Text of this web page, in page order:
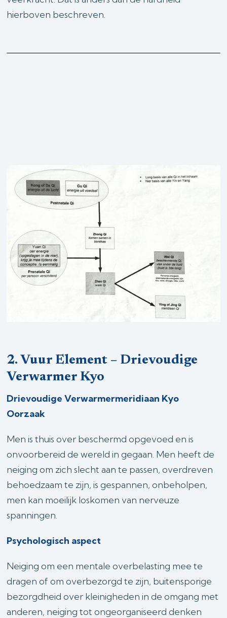
hierboven beschreven.
2. Vuur Element – Drievoudige
Verwarmer Kyo
Drievoudige Verwarmermeridiaan Kyo
Oorzaak
Men is thuis over beschermd opgevoed en is
onvoorbereid de wereld in gegaan. Men heeft de
neiging om zich slecht aan te passen, overdreven
behoedzaam te zijn, is gespannen, onbeholpen,
men kan moeilijk loskomen van nerveuze
spanningen.
Psychologisch aspect
Neiging om een mentale overbelasting mee te
dragen of om overbezorgd te zijn, buitensporige
bezorgdheid over kleinigheden in de omgang met
anderen, neiging tot ongeorganiseerd denken